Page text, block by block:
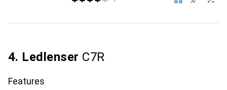
4. Ledlenser C7R
Features